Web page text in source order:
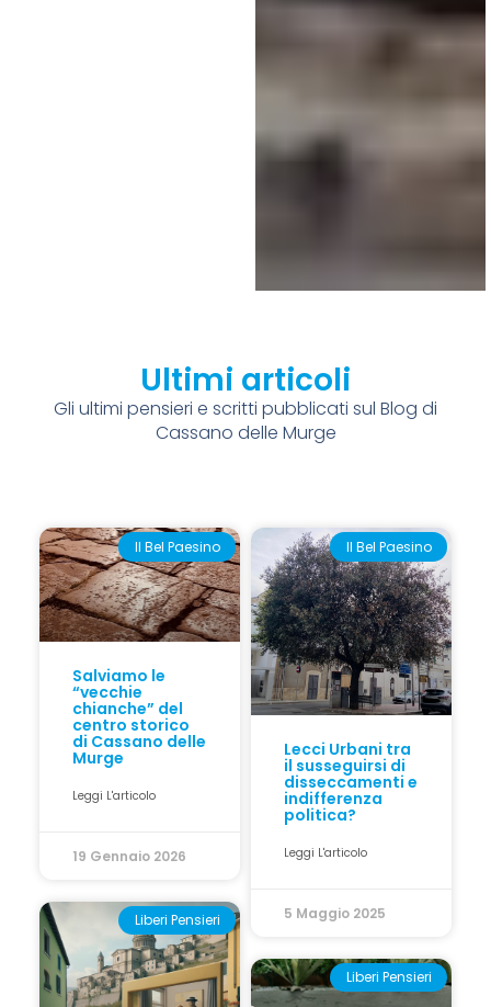
Ultimi articoli
Gli ultimi pensieri e scritti pubblicati sul Blog di
Cassano delle Murge
Il Bel Paesino
Salviamo le
“vecchie
chianche” del
centro storico
di Cassano delle
Murge
Leggi L'articolo
19 Gennaio 2026
Il Bel Paesino
Lecci Urbani tra
il susseguirsi di
disseccamenti e
indifferenza
politica?
Leggi L'articolo
5 Maggio 2025
Liberi Pensieri
Liberi Pensieri